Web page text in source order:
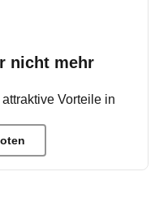
nicht mehr
Vorteile in